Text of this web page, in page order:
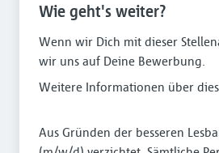
Wie geht's weiter?
Wenn wir Dich mit dieser
wir uns auf Deine Bewerbung.
Weitere Informationen über
Aus Gründen der besseren